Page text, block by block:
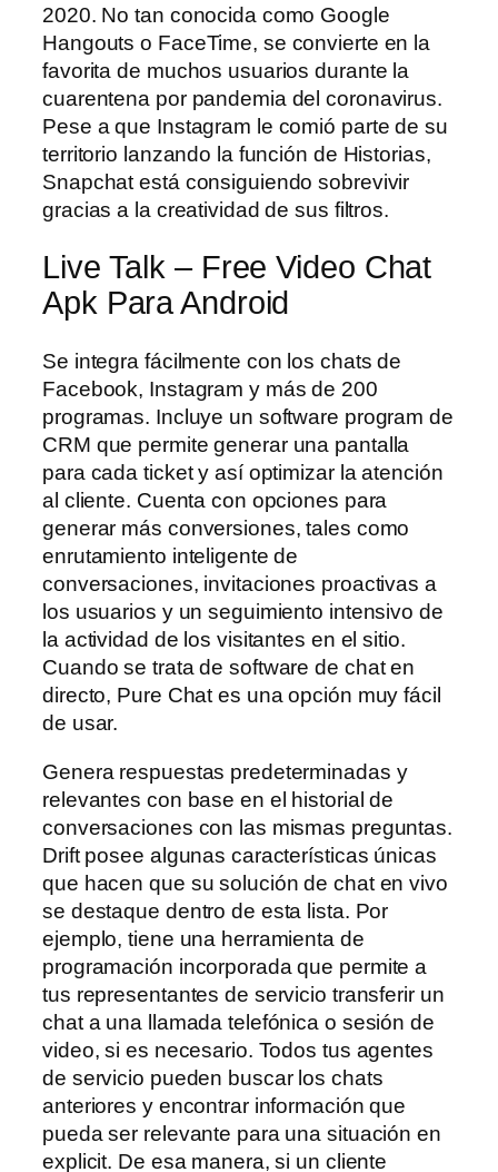
2020. No tan conocida como Google
Hangouts o FaceTime, se convierte en la
favorita de muchos usuarios durante la
cuarentena por pandemia del coronavirus.
Pese a que Instagram le comió parte de su
territorio lanzando la función de Historias,
Snapchat está consiguiendo sobrevivir
gracias a la creatividad de sus filtros.
Live Talk – Free Video Chat
Apk Para Android
Se integra fácilmente con los chats de
Facebook, Instagram y más de 200
programas. Incluye un software program de
CRM que permite generar una pantalla
para cada ticket y así optimizar la atención
al cliente. Cuenta con opciones para
generar más conversiones, tales como
enrutamiento inteligente de
conversaciones, invitaciones proactivas a
los usuarios y un seguimiento intensivo de
la actividad de los visitantes en el sitio.
Cuando se trata de software de chat en
directo, Pure Chat es una opción muy fácil
de usar.
Genera respuestas predeterminadas y
relevantes con base en el historial de
conversaciones con las mismas preguntas.
Drift posee algunas características únicas
que hacen que su solución de chat en vivo
se destaque dentro de esta lista. Por
ejemplo, tiene una herramienta de
programación incorporada que permite a
tus representantes de servicio transferir un
chat a una llamada telefónica o sesión de
video, si es necesario. Todos tus agentes
de servicio pueden buscar los chats
anteriores y encontrar información que
pueda ser relevante para una situación en
explicit. De esa manera, si un cliente